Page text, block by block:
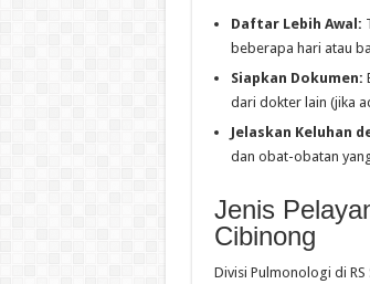
Daftar Lebih Awal:
beberapa hari atau
Siapkan Dokumen:
dari dokter lain (jika
Jelaskan Keluhan
dan obat-obatan
Jenis
Cibinong
Divisi Pulmonologi di